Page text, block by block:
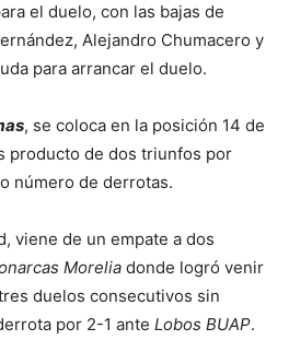
el duelo, con las bajas de
Alejandro Chumacero y
para arrancar el duelo.
, se coloca en la posición 14 de
producto de dos triunfos por
número de derrotas.
viene de un empate a dos
Morelia donde logró venir
duelos consecutivos sin
por 2-1 ante Lobos BUAP.